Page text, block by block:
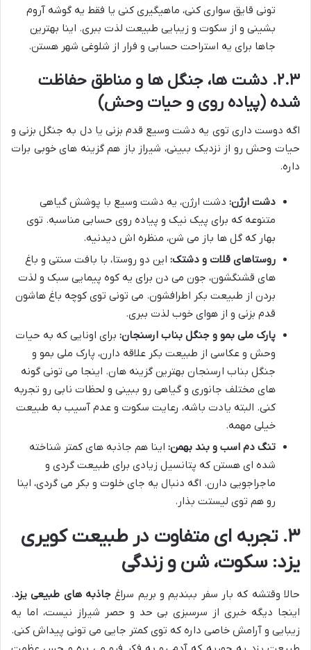
تونی قایق سواری کنی، ماهیگیری کنی یا فقط یه گوشه آروم
بشینی و از سکوت و زیبایی طبیعت لذت ببری. اینا بهترین
جاها برای یه استراحت حسابی و فرار از شلوغی شهر هستن.
۲.۳. دشت ها، جنگل ها و مناطق حفاظت
شده (پیاده روی و حیات وحش)
اگه دوست داری توی یه دشت وسیع قدم بزنی یا دل به جنگل بزنی و
حیات وحش رو از نزدیک ببینی، شیراز باز هم گزینه های خوبی برات
داره.
دشت ارژن: دشت ارژن، یه دشت وسیع با پوشش گیاهی
متنوعه که برای پیک نیک و پیاده روی حسابی مناسبه. توی
بهار که گل ها باز می شن، منظره اش دیدنیه.
روستاهای قلات و دشتک: این دو روستا، با بافت سنتی و باغ
های قشنگشون، جون می دن برای یه کوه پیمایی سبک و لذت
بردن از طبیعت بکر اطرافشون. می تونی توی کوچه باغ هاشون
قدم بزنی و از هوای خوب لذت ببری.
پارک ملی بمو و جنگل بناب ارسنجان: برای اونایی که به حیات
وحش و عکاسی از طبیعت بکر علاقه دارن، پارک ملی بمو و
جنگل بناب ارسنجان بهترین گزینه هان. اینجا می تونی گونه
های مختلف جانوری و گیاهی رو ببینی و لحظات نابی رو تجربه
کنی. البته یادت باشه، رعایت سکوت و عدم آسیب به طبیعت
خیلی مهمه.
تنگ دم اسب و بند بهمن: اینا هم جاذبه های کمتر شناخته
شده ای هستن که پتانسیل زیادی برای طبیعت گردی و
ماجراجویی دارن. اگه دنبال یه جای خلوت و بکر می گردی، اینا
رو هم توی لیستت بذار.
۳. تجربه ای متفاوت در طبیعت کویری
یزد: سکوت، شن و زندگی
حالا وقتشه که بار سفر ببندیم و بریم سراغ جاذبه های طبیعی یزد.
اینجا دیگه خبری از سرسبزی بی حد و حصر شیراز نیست، اما یه
زیبایی و آرامش خاصی داره که توی کمتر جایی می تونی پیداش کنی.